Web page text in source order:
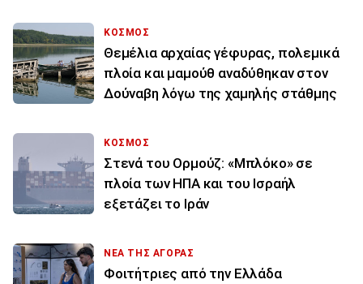
ΚΟΣΜΟΣ
Θεμέλια αρχαίας γέφυρας, πολεμικά
πλοία και μαμούθ αναδύθηκαν στον
Δούναβη λόγω της χαμηλής στάθμης
ΚΟΣΜΟΣ
Στενά του Ορμούζ: «Μπλόκο» σε
πλοία των ΗΠΑ και του Ισραήλ
εξετάζει το Ιράν
ΝΕΑ ΤΗΣ ΑΓΟΡΑΣ
Φοιτήτριες από την Ελλάδα